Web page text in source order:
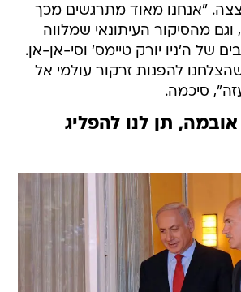
"אנחנו מאוד מתרגשים מכך
וגם מהסיקור העיתונאי שמלווה
של ה'ניו יורק טיימס' וסי-אן-אן.
להפנות זרקור עולמי אל
סיכמה.
תן לנו להפליג